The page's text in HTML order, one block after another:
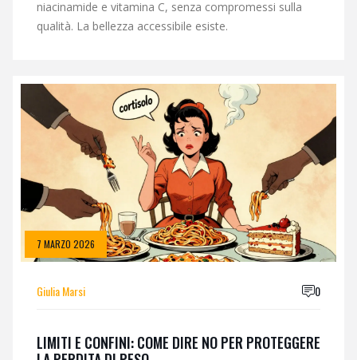
niacinamide e vitamina C, senza compromessi sulla
qualità. La bellezza accessibile esiste.
7 MARZO 2026
Giulia Marsi 0
LIMITI E CONFINI: COME DIRE NO PER PROTEGGERE